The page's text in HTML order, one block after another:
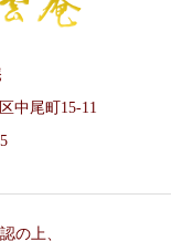
中尾町15-11
の上、